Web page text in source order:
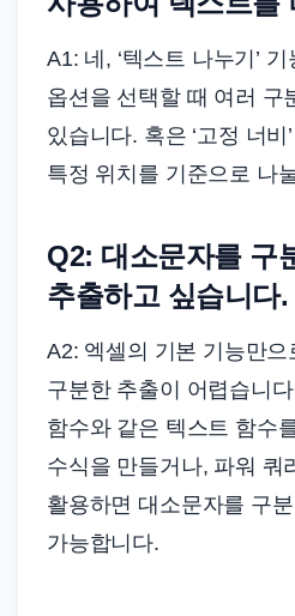
A1: 네, ‘텍스트 나누기’ 기
옵션을 선택할 때 여러 구
있습니다. 혹은 ‘고정 너비
특정 위치를 기준으로 나
Q2: 대소문자를 구
추출하고 싶습니다.
A2: 엑셀의 기본 기능만
구분한 추출이 어렵습니
함수와 같은 텍스트 함수
수식을 만들거나, 파워 쿼
활용하면 대소문자를 구분
가능합니다.